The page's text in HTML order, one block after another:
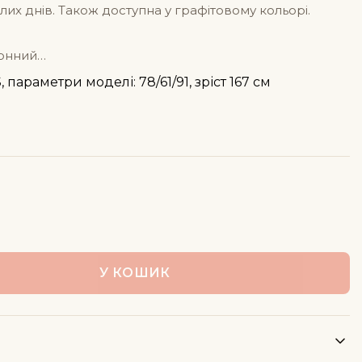
днів. Також доступна у графітовому кольорі.
моделі: 78/61/91, зріст 167 см
У КОШИК